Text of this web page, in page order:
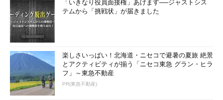
「いきなり役員面接権」あげます──ジャストシス
テムから「挑戦状」が届きました
楽しさいっぱい！北海道・ニセコで避暑の夏旅 絶景
とアクティビティが揃う「ニセコ東急 グラン・ヒラ
フ」～東急不動産
PR(東急不動産)